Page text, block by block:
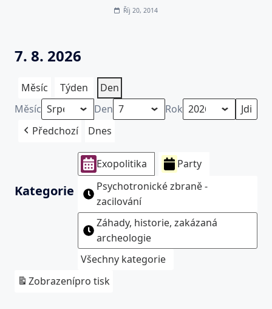
Říj 20, 2014
7. 8. 2026
Měsíc Týden
Den
Měsíc
Den
Rok
Předchozí
Dnes
Kategorie
Exopolitika
Party
Psychotronické zbraně -
zacilování
Záhady, historie, zakázaná
archeologie
Všechny kategorie
Zobrazenípro tisk